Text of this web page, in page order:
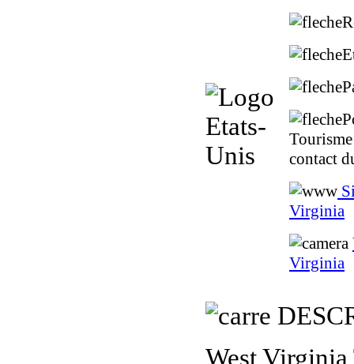
contact
Virginia
Virginia
West